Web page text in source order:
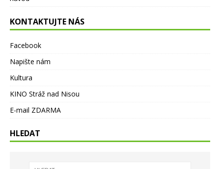
KONTAKTUJTE NÁS
Facebook
Napište nám
Kultura
KINO Stráž nad Nisou
E-mail ZDARMA
HLEDAT